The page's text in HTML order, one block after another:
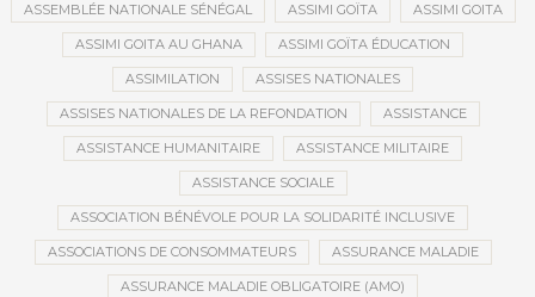
ASSEMBLÉE NATIONALE SÉNÉGAL ASSIMI GOÏTA ASSIMI GOITA
ASSIMI GOITA AU GHANA ASSIMI GOÏTA ÉDUCATION
ASSIMILATION ASSISES NATIONALES
ASSISES NATIONALES DE LA REFONDATION ASSISTANCE
ASSISTANCE HUMANITAIRE ASSISTANCE MILITAIRE
ASSISTANCE SOCIALE
ASSOCIATION BÉNÉVOLE POUR LA SOLIDARITÉ INCLUSIVE
ASSOCIATIONS DE CONSOMMATEURS ASSURANCE MALADIE
ASSURANCE MALADIE OBLIGATOIRE (AMO)